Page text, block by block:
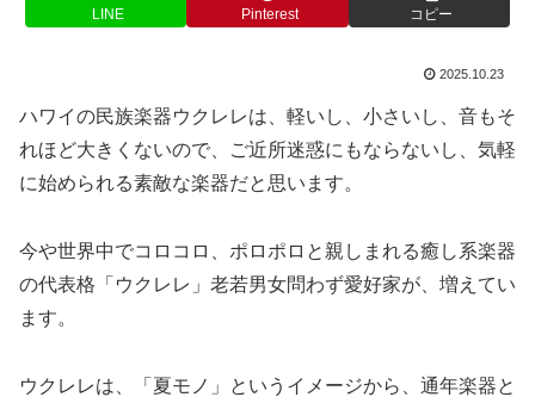
LINE Pinterest コピー
2025.10.23
ハワイの民族楽器ウクレレは、軽いし、小さいし、音もそ
れほど大きくないので、ご近所迷惑にもならないし、気軽
に始められる素敵な楽器だと思います。
今や世界中でコロコロ、ポロポロと親しまれる癒し系楽器
の代表格「ウクレレ」老若男女問わず愛好家が、増えてい
ます。
ウクレレは、「夏モノ」というイメージから、通年楽器と